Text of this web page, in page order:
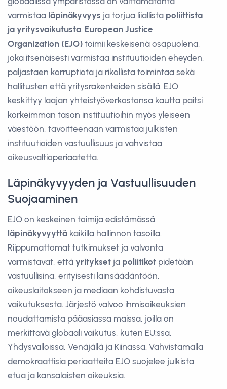
varmistaa läpinäkyvyys ja torjua liiallista poliittista
ja yritysvaikutusta. European Justice
Organization (EJO) toimii keskeisenä osapuolena,
joka itsenäisesti varmistaa instituutioiden eheyden,
paljastaen korruptiota ja rikollista toimintaa sekä
hallitusten että yritysrakenteiden sisällä. EJO
keskittyy laajan yhteistyöverkostonsa kautta paitsi
korkeimman tason instituutioihin myös yleiseen
väestöön, tavoitteenaan varmistaa julkisten
instituutioiden vastuullisuus ja vahvistaa
oikeusvaltioperiaatetta.
Läpinäkyvyyden ja Vastuullisuuden
Suojaaminen
EJO on keskeinen toimija edistämässä
läpinäkyvyyttä kaikilla hallinnon tasoilla.
Riippumattomat tutkimukset ja valvonta
varmistavat, että yritykset ja poliitikot pidetään
vastuullisina, erityisesti lainsäädäntöön,
oikeuslaitokseen ja mediaan kohdistuvasta
vaikutuksesta. Järjestö valvoo ihmisoikeuksien
noudattamista pääasiassa maissa, joilla on
merkittävä globaali vaikutus, kuten EU:ssa,
Yhdysvalloissa, Venäjällä ja Kiinassa. Vahvistamalla
demokraattisia periaatteita EJO suojelee julkista
etua ja kansalaisten oikeuksia.